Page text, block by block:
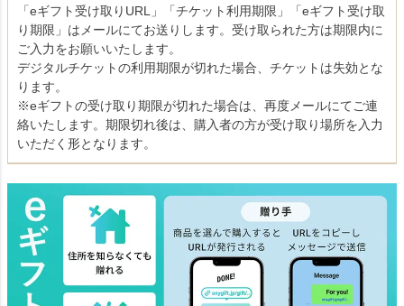
「eギフト受け取りURL」「チケット利用期限」「eギフト受け取
り期限」はメールにてお送りします。受け取られた方は期限内に
ご入力をお願いいたします。
デジタルチケットの利用期限が切れた場合、チケットは失効とな
ります。
※eギフトの受け取り期限が切れた場合は、再度メールにてご連
絡いたします。期限切れ後は、購入者の方が受け取り場所を入力
いただく形となります。